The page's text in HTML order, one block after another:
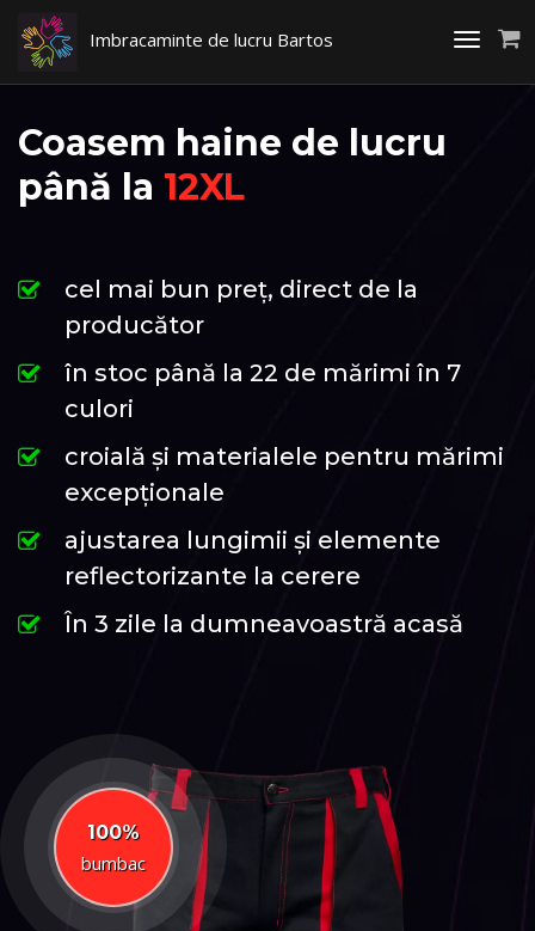
Toggle
Imbracaminte de lucru Bartos
Coasem haine de lucru
până la 12XL
cel mai bun preț, direct de la
producător
în stoc până la 22 de mărimi în 7
culori
croială și materialele pentru mărimi
excepționale
ajustarea lungimii și elemente
reflectorizante la cerere
În 3 zile la dumneavoastră acasă
100%
bumbac